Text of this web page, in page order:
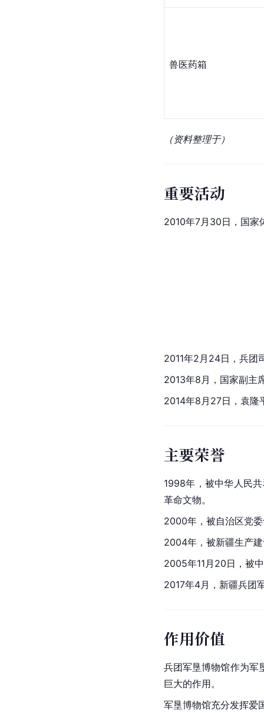
兽医药箱
（资料整理于）
重要活动
2010年7月30日，国家
2011年2月24日，兵团
2013年8月，国家副主
2014年8月27日，袁隆
主要荣誉
1998年，被中华人民
革命文物。
2000年，被自治区党
2004年，被新疆生产
2005年11月20日，被
2017年4月，新疆兵团
作用价值
兵团军垦博物馆作为军
巨大的作用。
军垦博物馆充分发挥爱